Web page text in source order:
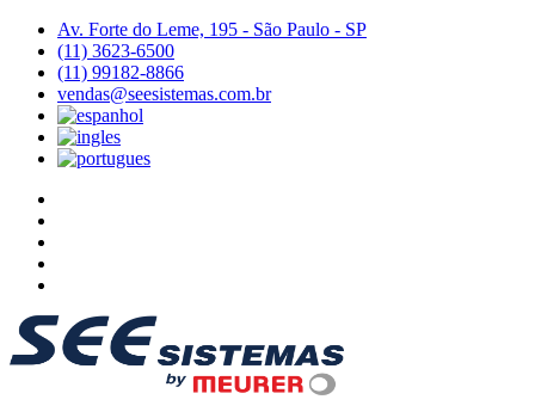
Av. Forte do Leme, 195 - São Paulo - SP
(11) 3623-6500
(11) 99182-8866
vendas@seesistemas.com.br